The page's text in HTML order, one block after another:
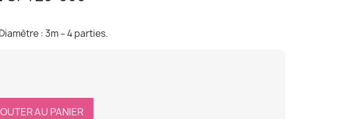
: 3m – 4 parties.
AU PANIER